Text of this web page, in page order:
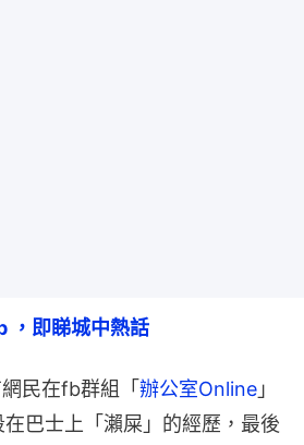
，即睇城中熱話
民在fb群組「辦公室Online 」
巴士上「瀨屎」的經歷，最後